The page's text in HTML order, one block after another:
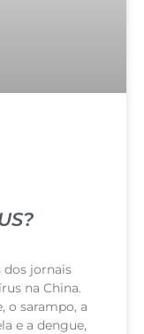
dos jornais
na China.
o sarampo, a
e a dengue,